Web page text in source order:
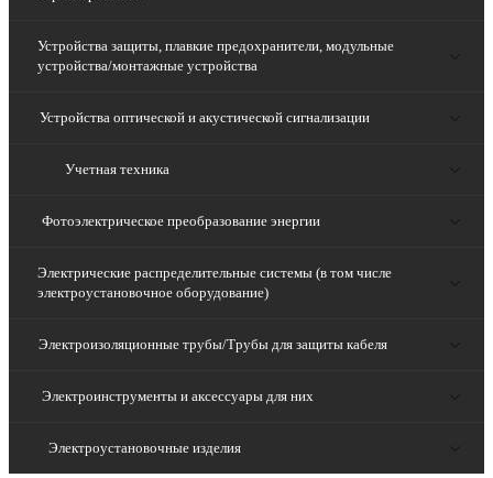
Устройства защиты, плавкие предохранители, модульные
устройства/монтажные устройства
Устройства оптической и акустической сигнализации
Учетная техника
Фотоэлектрическое преобразование энергии
Электрические распределительные системы (в том числе
электроустановочное оборудование)
Электроизоляционные трубы/Трубы для защиты кабеля
Электроинструменты и аксессуары для них
Электроустановочные изделия